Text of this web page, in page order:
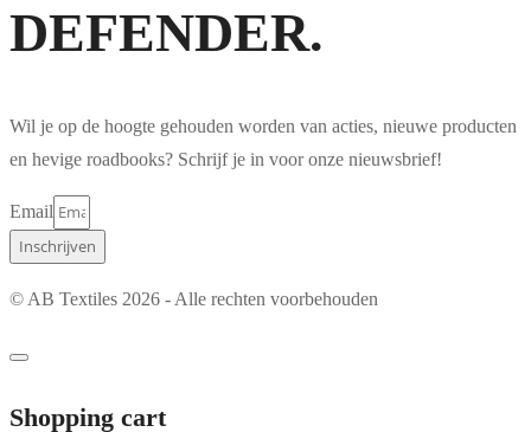
DEFENDER.
Wil je op de hoogte gehouden worden van acties, nieuwe producten
en hevige roadbooks? Schrijf je in voor onze nieuwsbrief!
Email
Inschrijven
© AB Textiles 2026 - Alle rechten voorbehouden
Shopping cart